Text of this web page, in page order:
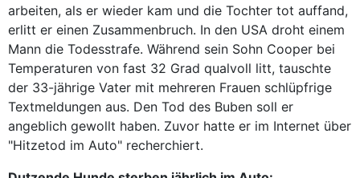
arbeiten, als er wieder kam und die Tochter tot auffand,
erlitt er einen Zusammenbruch. In den USA droht einem
Mann die Todesstrafe. Während sein Sohn Cooper bei
Temperaturen von fast 32 Grad qualvoll litt, tauschte
der 33-jährige Vater mit mehreren Frauen schlüpfrige
Textmeldungen aus. Den Tod des Buben soll er
angeblich gewollt haben. Zuvor hatte er im Internet über
"Hitzetod im Auto" recherchiert.